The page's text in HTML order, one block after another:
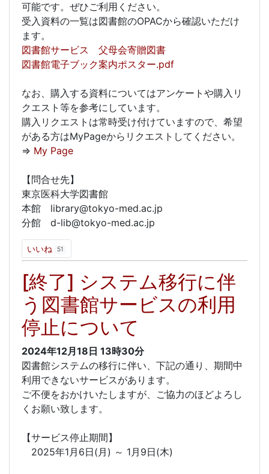
可能です。ぜひご利用ください。
受入資料の一覧は図書館のOPACから確認いただけ
ます。
図書館サービス 父母会寄贈図書
図書館電子ブック案内ポスター.pdf
なお、購入する資料についてはアンケートや購入リ
クエスト等を参考にしています。
購入リクエストは常時受け付けていますので、希望
がある方はMyPageからリクエストしてください。
⇒ My Page
【問合せ先】
東京医科大学図書館
本館 library@tokyo-med.ac.jp
分館 d-lib@tokyo-med.ac.jp
いいね 51
[終了] システム移行に伴
う図書館サービスの利用
停止について
2024年12月18日 13時30分
図書館システムの移行に伴い、下記の通り、期間中
利用できないサービスがあります。
ご不便をおかけいたしますが、ご協力のほどよろし
くお願い致します。
【サービス停止期間】
2025年1月6日(月) ～ 1月9日(木)